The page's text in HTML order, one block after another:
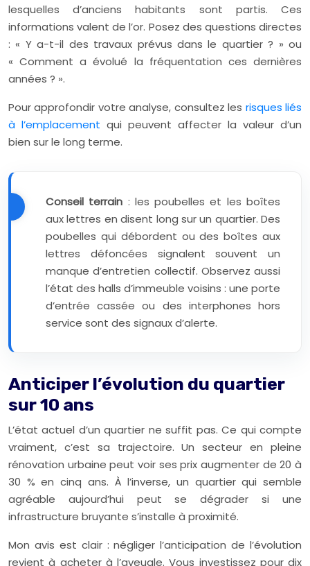
lesquelles d’anciens habitants sont partis. Ces
informations valent de l’or. Posez des questions directes
: « Y a-t-il des travaux prévus dans le quartier ? » ou
« Comment a évolué la fréquentation ces dernières
années ? ».
Pour approfondir votre analyse, consultez les risques liés
à l’emplacement qui peuvent affecter la valeur d’un
bien sur le long terme.
Conseil terrain : les poubelles et les boîtes
aux lettres en disent long sur un quartier. Des
poubelles qui débordent ou des boîtes aux
lettres défoncées signalent souvent un
manque d’entretien collectif. Observez aussi
l’état des halls d’immeuble voisins : une porte
d’entrée cassée ou des interphones hors
service sont des signaux d’alerte.
Anticiper l’évolution du quartier
sur 10 ans
L’état actuel d’un quartier ne suffit pas. Ce qui compte
vraiment, c’est sa trajectoire. Un secteur en pleine
rénovation urbaine peut voir ses prix augmenter de 20 à
30 % encinq ans. À l’inverse, un quartier qui semble
agréable aujourd’hui peut se dégrader si une
infrastructure bruyante s’installe à proximité.
Mon avis est clair : négliger l’anticipation de l’évolution
revient à acheter à l’aveugle. Vous investissez pour dix